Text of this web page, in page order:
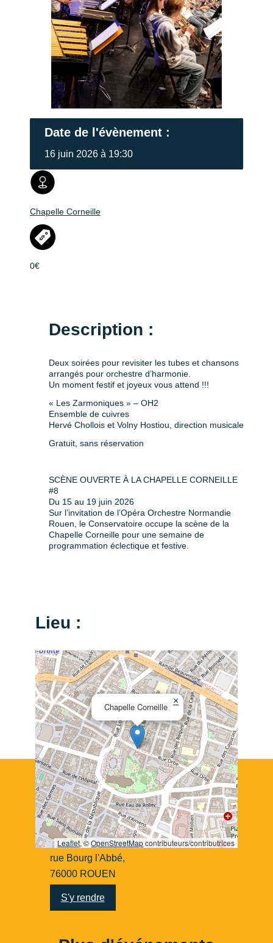
Date de l'évènement :
16 juin 2026 à 19:30
Chapelle Corneille
0€
Description :
Deux soirées pour revisiter les tubes et chansons
arrangés pour orchestre d’harmonie.
Un moment festif et joyeux vous attend !!!
« Les Zarmoniques » – OH2
Ensemble de cuivres
Hervé Chollois et Volny Hostiou, direction musicale
Gratuit, sans réservation
SCÈNE OUVERTE À LA CHAPELLE CORNEILLE
#8
Du 15 au 19 juin 2026
Sur l’invitation de l’Opéra Orchestre Normandie
Rouen, le Conservatoire occupe la scène de la
Chapelle Corneille pour une semaine de
programmation éclectique et festive.
Lieu :
Chapelle Corneille
×
Leaflet, ©OpenStreetMapcontributeurs/contributrices
rue Bourg l'Abbé,
76000 ROUEN
S'y rendre